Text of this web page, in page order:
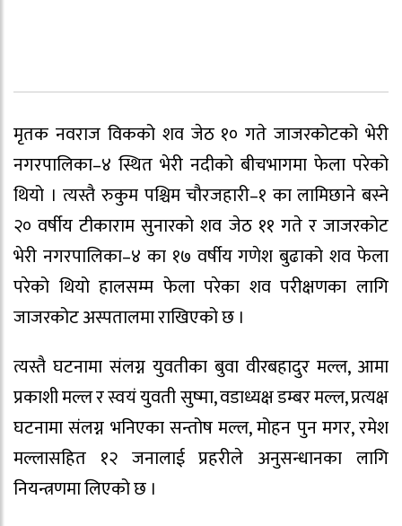
मृतक नवराज विकको शव जेठ १० गते जाजरकोटको भेरी
नगरपालिका–४ स्थित भेरी नदीको बीचभागमा फेला परेको
थियो । त्यस्तै रुकुम पश्चिम चौरजहारी–१ का लामिछाने बस्ने
२० वर्षीय टीकाराम सुनारको शव जेठ ११ गते र जाजरकोट
भेरी नगरपालिका–४ का १७ वर्षीय गणेश बुढाको शव फेला
परेको थियो हालसम्म फेला परेका शव परीक्षणका लागि
जाजरकोट अस्पतालमा राखिएको छ ।
त्यस्तै घटनामा संलग्न युवतीका बुवा वीरबहादुर मल्ल, आमा
प्रकाशी मल्ल र स्वयं युवती सुष्मा, वडाध्यक्ष डम्बर मल्ल, प्रत्यक्ष
घटनामा संलग्न भनिएका सन्तोष मल्ल, मोहन पुन मगर, रमेश
मल्लासहित १२ जनालाई प्रहरीले अनुसन्धानका लागि
नियन्त्रणमा लिएको छ ।